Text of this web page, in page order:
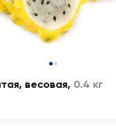
весовая, 0.4 кг